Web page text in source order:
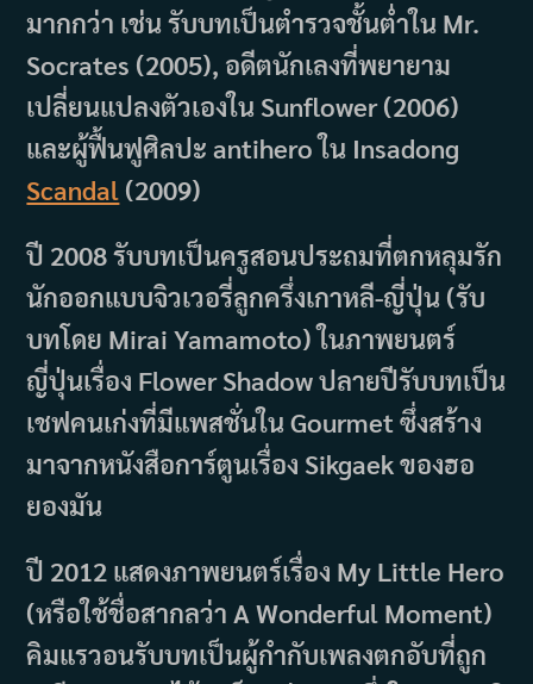
มากกว่า เช่น รับบทเป็นตำรวจชั้นต่ำใน Mr.
Socrates (2005), อดีตนักเลงที่พยายาม
เปลี่ยนแปลงตัวเองใน Sunflower (2006)
และผู้ฟื้นฟูศิลปะ antihero ใน Insadong
Scandal (2009)
ปี 2008 รับบทเป็นครูสอนประถมที่ตกหลุมรัก
นักออกแบบจิวเวอรี่ลูกครึ่งเกาหลี-ญี่ปุ่น (รับ
บทโดย Mirai Yamamoto) ในภาพยนตร์
ญี่ปุ่นเรื่อง Flower Shadow ปลายปีรับบทเป็น
เชฟคนเก่งที่มีแพสชั่นใน Gourmet ซึ่งสร้าง
มาจากหนังสือการ์ตูนเรื่อง Sikgaek ของฮอ
ยองมัน
ปี 2012 แสดงภาพยนตร์เรื่อง My Little Hero
(หรือใช้ชื่อสากลว่า A Wonderful Moment)
คิมแรวอนรับบทเป็นผู้กำกับเพลงตกอับที่ถูก